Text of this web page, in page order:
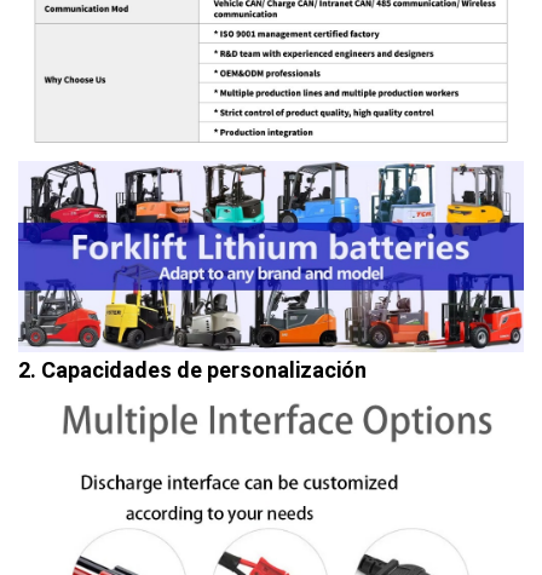
2. Capacidades de personalización